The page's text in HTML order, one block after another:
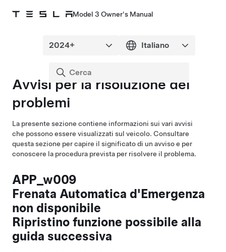
Model 3 Owner's Manual
Avvisi per la risoluzione dei
problemi
La presente sezione contiene informazioni sui vari avvisi
che possono essere visualizzati sul veicolo. Consultare
questa sezione per capire il significato di un avviso e per
conoscere la procedura prevista per risolvere il problema.
APP_w009
Frenata Automatica d'Emergenza
non disponibile
Ripristino funzione possibile alla
guida successiva